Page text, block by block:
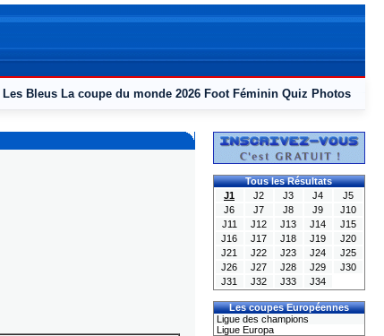
Les Bleus La coupe du monde 2026 Foot Féminin Quiz Photos
Tous les Résultats
J1
J2 J3 J4
J5
J6
J7 J8 J9
J10
J11
J12 J13 J14
J15
J16
J17 J18 J19
J20
J21
J22 J23 J24
J25
J26
J27 J28 J29
J30
J31
J32 J33 J34
Les coupes Européennes
Ligue des champions
Ligue Europa